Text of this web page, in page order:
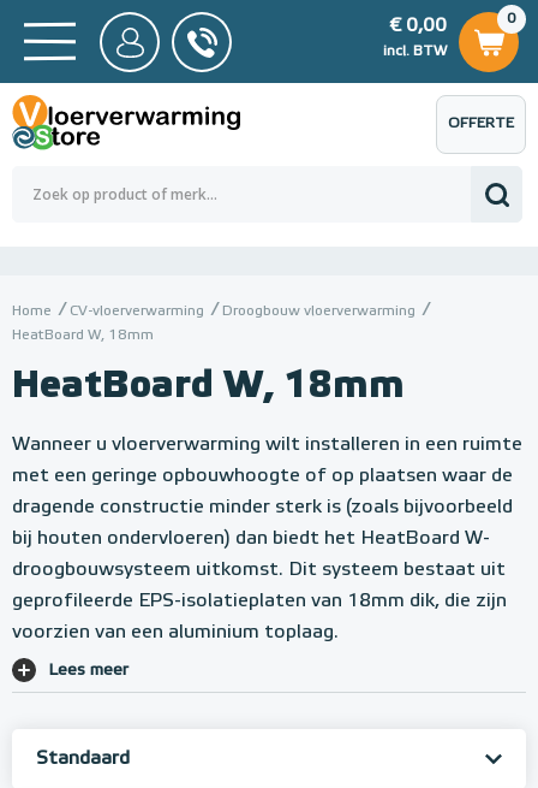
BTW
0,00
0
€ 0,00
incl. BTW
€ 0,00
OFFERTE
AANVRAGEN
Home CV-vloerverwarming
Droogbouw vloerverwarming
HeatBoard W, 18mm
HeatBoard W, 18mm
Wanneer u vloerverwarming wilt installeren in een ruimte
met een geringe opbouwhoogte of op plaatsen waar de
dragende constructie minder sterk is (zoals bijvoorbeeld
bij houten ondervloeren) dan biedt het HeatBoard W-
droogbouwsysteem uitkomst. Dit systeem bestaat uit
geprofileerde EPS-isolatieplaten van 18mm dik, die zijn
voorzien van een aluminium toplaag.
Lees meer